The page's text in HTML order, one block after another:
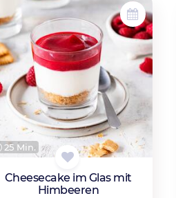
25 Min.
Cheesecake im Glas mit
Himbeeren